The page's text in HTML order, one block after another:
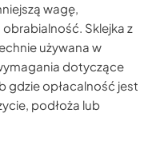
wagę,
Sklejka z
używana w
dotyczące
gdzie opłacalność jest
podłoża lub